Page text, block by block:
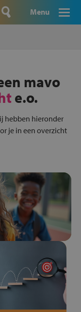
Menu
mavo
e.o.
hebben hieronder
je in een overzicht